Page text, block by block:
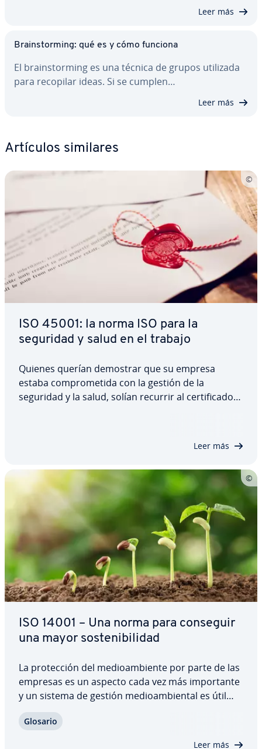
Leer más
Brai­n­s­to­r­mi­ng: qué es y cómo funciona
El brai­n­s­to­r­mi­ng es una técnica de grupos utilizada
para recopilar ideas. Si se cumplen…
Leer más
Artículos similares
ISO 45001: la norma ISO para la
seguridad y salud en el trabajo
Quienes querían demostrar que su empresa
estaba co­m­pro­me­ti­da con la gestión de la
seguridad y la salud, solían recurrir al ce­r­ti­fi­ca­do
Leer más
ISO 14001 – Una norma para conseguir
una mayor so­s­te­ni­bi­li­dad
La pro­te­c­ción del me­dioa­m­bie­n­te por parte de las
empresas es un aspecto cada vez más im­po­r­ta­n­te
y un sistema de gestión me­dioa­m­bie­n­tal es útil
empresa. Para que estos sistemas funcionen, se
Glosario
Leer más